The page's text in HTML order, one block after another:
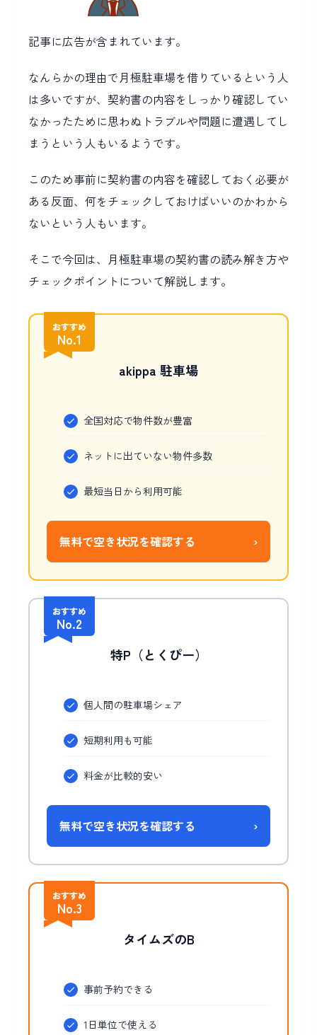
記事に広告が含まれています。
なんらかの理由で月極駐車場を借りているという人
は多いですが、契約書の内容をしっかり確認してい
なかったために思わぬトラブルや問題に遭遇してし
まうという人もいるようです。
このため事前に契約書の内容を確認しておく必要が
ある反面、何をチェックしておけばいいのかわから
ないという人もいます。
そこで今回は、月極駐車場の契約書の読み解き方や
チェックポイントについて解説します。
おすすめ
No.1
akippa 駐車場
全国対応で物件数が豊富
ネットに出ていない物件多数
最短当日から利用可能
無料で空き状況を確認する ›
おすすめ
No.2
特P（とくぴー）
個人間の駐車場シェア
短期利用も可能
料金が比較的安い
無料で空き状況を確認する ›
おすすめ
No.3
タイムズのB
事前予約できる
1日単位で使える